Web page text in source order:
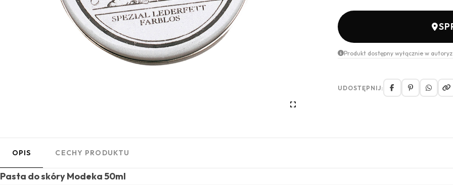
Produkt dostępny wyłącznie w
UDOSTĘPNIJ:
OPIS CECHY PRODUKTU
Pasta do skóry Modeka 50ml